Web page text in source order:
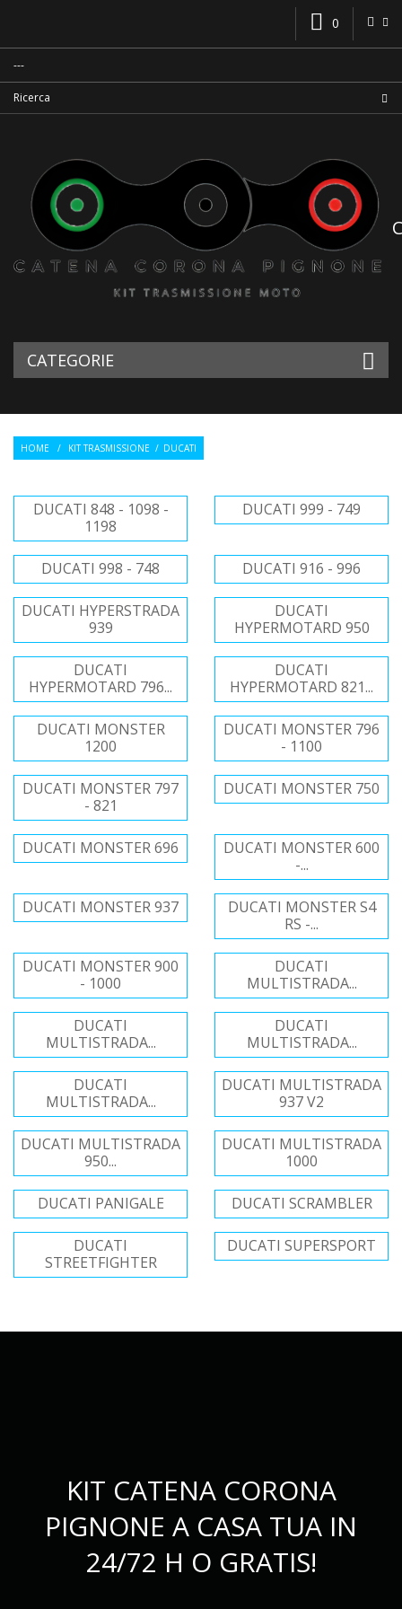
0
CATEGORIE
HOME / KIT TRASMISSIONE / DUCATI
DUCATI 848 - 1098 -
1198
DUCATI 999 - 749
DUCATI 998 - 748 DUCATI 916 - 996
DUCATI HYPERSTRADA
939
DUCATI
HYPERMOTARD 950
DUCATI
HYPERMOTARD 796...
DUCATI
HYPERMOTARD 821...
DUCATI MONSTER
1200
DUCATI MONSTER 796
- 1100
DUCATI MONSTER 797
- 821
DUCATI MONSTER 750
DUCATI MONSTER 696
DUCATI MONSTER 600
-...
DUCATI MONSTER 937
DUCATI MONSTER S4
RS -...
DUCATI MONSTER 900
- 1000
DUCATI
MULTISTRADA...
DUCATI
MULTISTRADA...
DUCATI
MULTISTRADA...
DUCATI
MULTISTRADA...
DUCATI MULTISTRADA
937 V2
DUCATI MULTISTRADA
950...
DUCATI MULTISTRADA
1000
DUCATI PANIGALE DUCATI SCRAMBLER
DUCATI
STREETFIGHTER
DUCATI SUPERSPORT
KIT CATENA CORONA
PIGNONE A CASA TUA IN
24/72 H O GRATIS!